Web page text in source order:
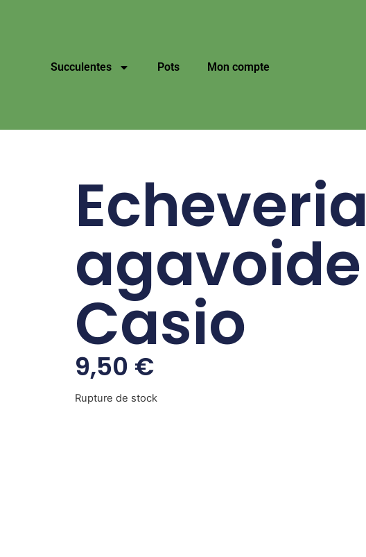
Succulentes Pots Mon compte
Echeveria
agavoide
Casio
9,50 €
Rupture de stock